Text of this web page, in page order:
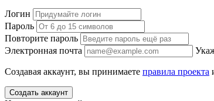
Логин
Пароль
Повторите пароль
Электронная почта
Создавая аккаунт, вы принимаете правила проекта
Создать аккаунт